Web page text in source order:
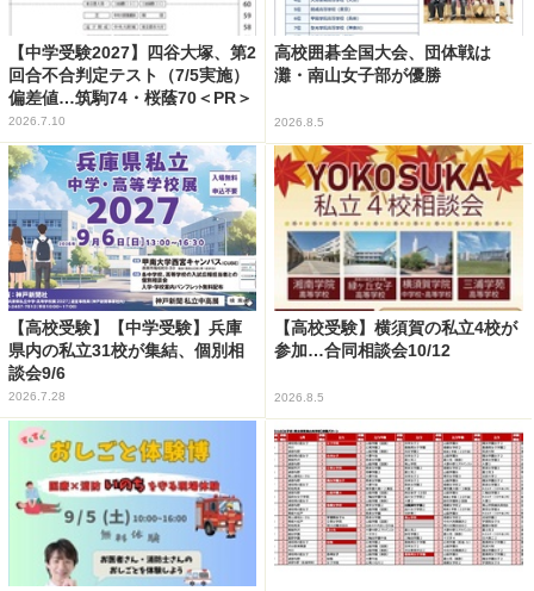
【中学受験2027】四谷大塚、第2
回合不合判定テスト（7/5実施）
偏差値…筑駒74・桜蔭70＜PR＞
2026.7.10
高校囲碁全国大会、団体戦は
灘・南山女子部が優勝
2026.8.5
【高校受験】【中学受験】兵庫
県内の私立31校が集結、個別相
談会9/6
2026.7.28
【高校受験】横須賀の私立4校が
参加…合同相談会10/12
2026.8.5